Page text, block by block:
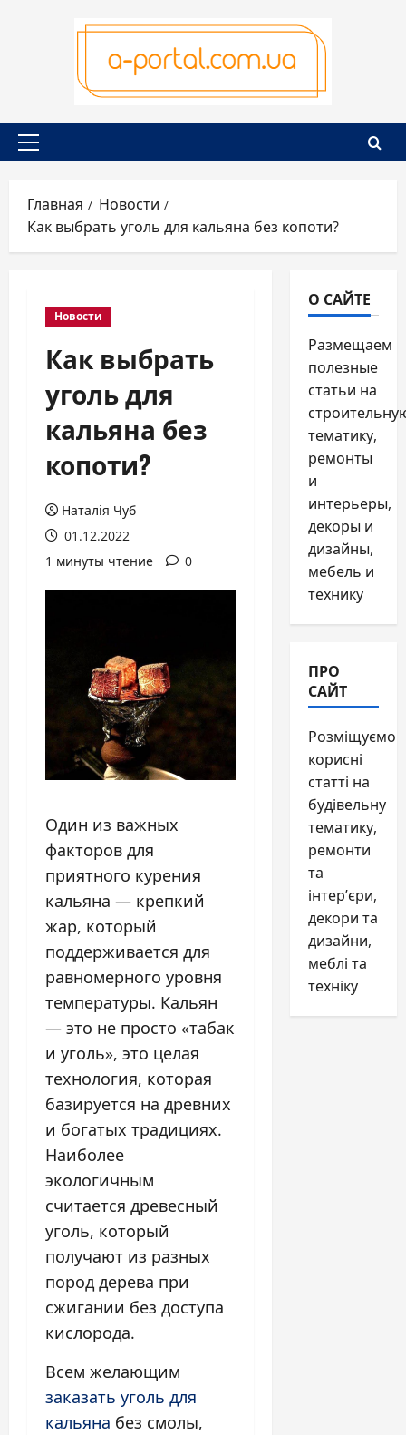
Основное
Главная
Новости
Как выбрать уголь для кальяна без копоти?
Новости
Как выбрать
уголь для
кальяна без
копоти?
Наталія Чуб
01.12.2022
1 минуты чтение
0
Один из важных
факторов для
приятного курения
кальяна — крепкий
жар, который
поддерживается для
равномерного уровня
температуры. Кальян
— это не просто «табак
и уголь», это целая
технология, которая
базируется на древних
и богатых традициях.
Наиболее
экологичным
считается древесный
уголь, который
получают из разных
пород дерева при
сжигании без доступа
кислорода.
Всем желающим
заказать уголь для
кальяна без смолы,
О САЙТЕ
Размещаем
полезные
статьи на
тематику,
ремонты
и
интерьеры,
декоры и
дизайны,
мебель и
технику
ПРО
САЙТ
Розміщуємо
корисні
статті на
будівельну
тематику,
ремонти
та
інтер’єри,
декори та
дизайни,
меблі та
техніку